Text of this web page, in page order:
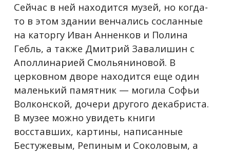
Сейчас в ней находится музей, но когда-
то в этом здании венчались сосланные
на каторгу Иван Анненков и Полина
Гебль, а также Дмитрий Завалишин с
Аполлинарией Смольяниновой. В
церковном дворе находится еще один
маленький памятник — могила Софьи
Волконской, дочери другого декабриста.
В музее можно увидеть книги
восставших, картины, написанные
Бестужевым, Репиным и Соколовым, а